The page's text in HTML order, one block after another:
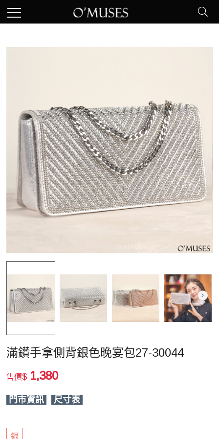
滿鑽手拿側背銀色晚宴包27-30044
售價$ 1,380
門市資訊 尺寸表
銀